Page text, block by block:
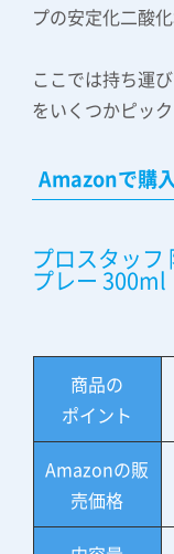
プの安定化二酸化
ここでは持ち運
をいくつかピッ
Amazonで購
プロスタッフ
プレー 300ml
商品の
ポイント
Amazonの販
売価格